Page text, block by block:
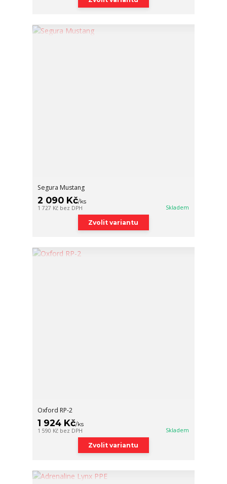
Segura Mustang
2 090 Kč/ks
1 727 Kč bez DPH Skladem
Zvolit variantu
Oxford RP-2
1 924 Kč/ks
1 590 Kč bez DPH Skladem
Zvolit variantu